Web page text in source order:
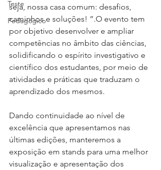
Teste
Pedagógico
seja, nossa casa comum: desafios,
caminhos e soluções! ”.O evento tem
por objetivo desenvolver e ampliar
competências no âmbito das ciências,
solidificando o espírito investigativo e
científico dos estudantes, por meio de
atividades e práticas que traduzam o
aprendizado dos mesmos.
Dando continuidade ao nível de
excelência que apresentamos nas
últimas edições, manteremos a
exposição em stands para uma melhor
visualização e apresentação dos